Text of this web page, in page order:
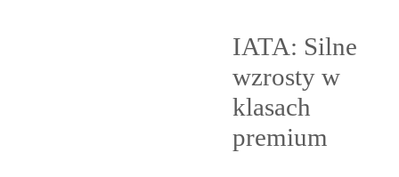
IATA: Silne
wzrosty w
klasach
premium